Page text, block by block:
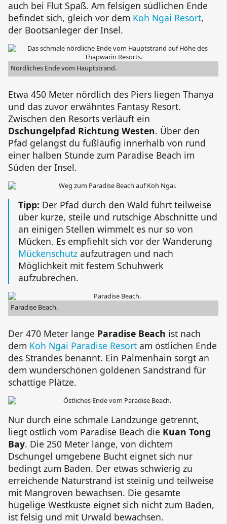
auch bei Flut Spaß. Am felsigen südlichen Ende
befindet sich, gleich vor dem Koh Ngai Resort,
der Bootsanleger der Insel.
Nördliches Ende vom Hauptstrand.
Etwa 450 Meter nördlich des Piers liegen Thanya
und das zuvor erwähntes Fantasy Resort.
Zwischen den Resorts verläuft ein
Dschungelpfad Richtung Westen. Über den
Pfad gelangst du fußläufig innerhalb von rund
einer halben Stunde zum Paradise Beach im
Süden der Insel.
Tipp: Der Pfad durch den Wald führt teilweise
über kurze, steile und rutschige Abschnitte und
an einigen Stellen wimmelt es nur so von
Mücken. Es empfiehlt sich vor der Wanderung
Mückenschutzaufzutragen und nach
Möglichkeit mit festem Schuhwerk
aufzubrechen.
Paradise Beach.
Der 470 Meter lange Paradise Beach ist nach
dem Koh Ngai Paradise Resort am östlichen Ende
des Strandes benannt. Ein Palmenhain sorgt an
dem wunderschönen goldenen Sandstrand für
schattige Plätze.
Nur durch eine schmale Landzunge getrennt,
liegt östlich vom Paradise Beach die Kuan Tong
Bay. Die 250 Meter lange, von dichtem
Dschungel umgebene Bucht eignet sich nur
bedingt zum Baden. Der etwas schwierig zu
erreichende Naturstrand ist steinig und teilweise
mit Mangroven bewachsen. Die gesamte
hügelige Westküste eignet sich nicht zum Baden,
ist felsig und mit Urwald bewachsen.